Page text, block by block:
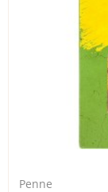
Penne